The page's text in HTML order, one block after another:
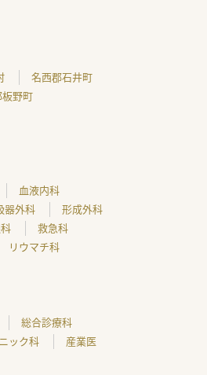
名西郡石井町
野町
血液内科
器外科
形成外科
救急科
リウマチ科
総合診療科
ック科
産業医